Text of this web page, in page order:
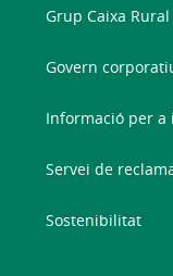
Grup Caixa Rural
Govern
Informació per a
Servei de
Sostenibilitat